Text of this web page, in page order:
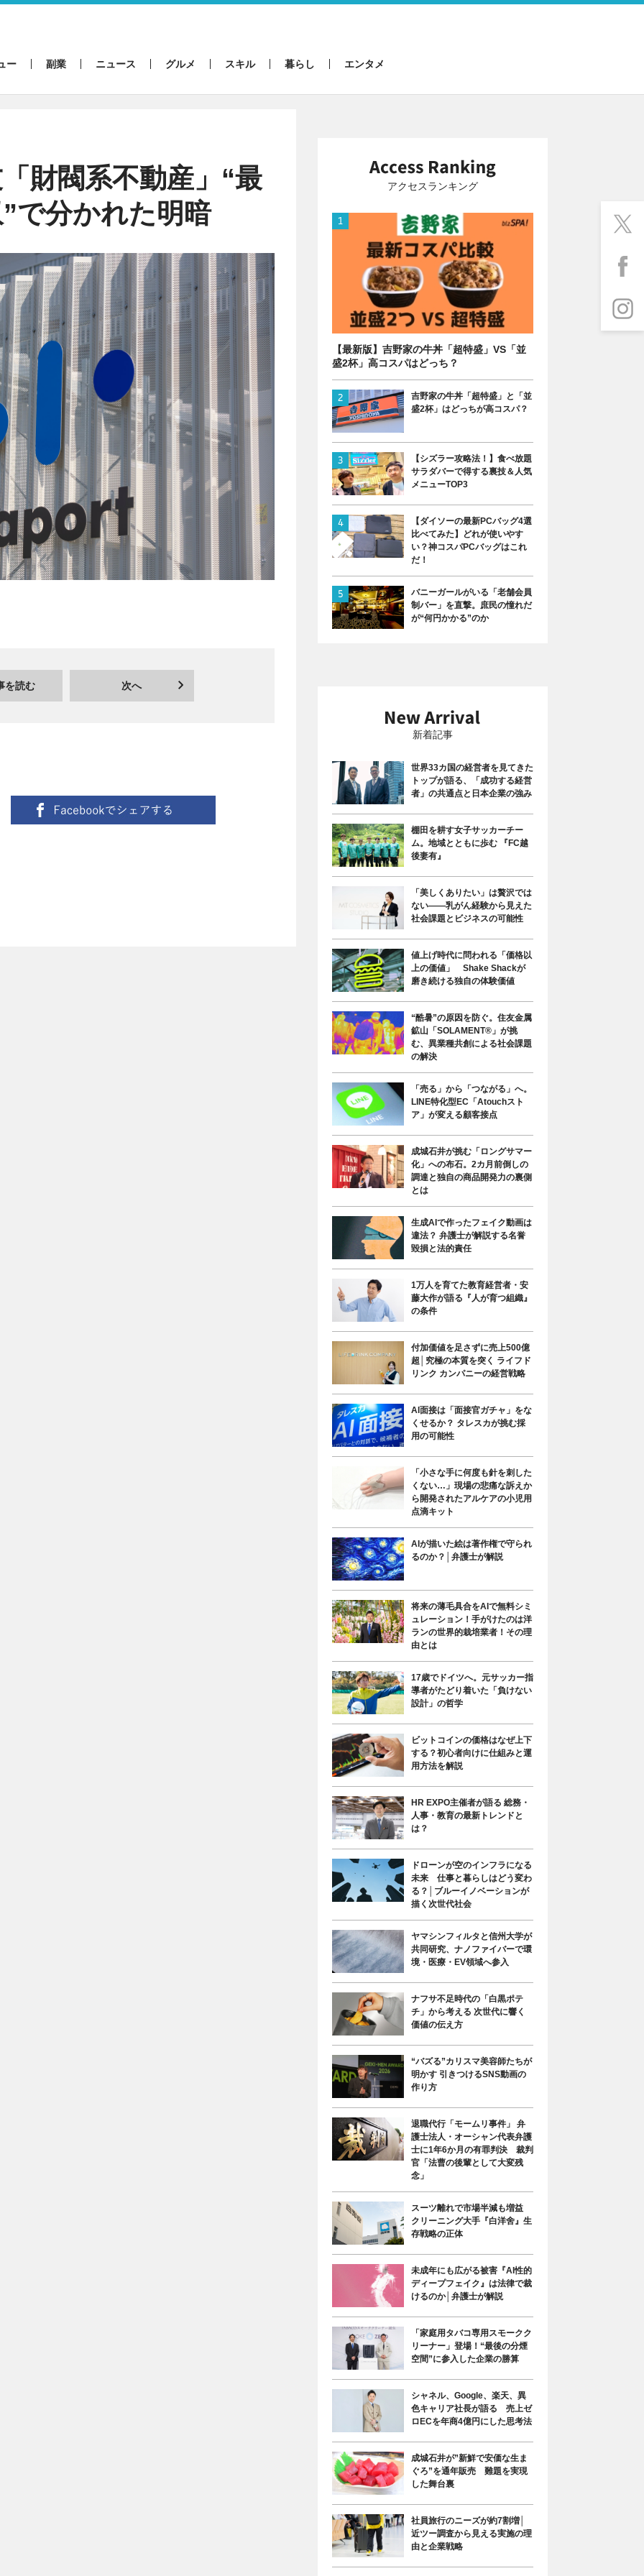
ー 副業 ニュース グルメ スキル 暮らし エンタメ
財閥系不動産」“最
で分かれた明暗
を読む 次へ
アクセスランキング
【最新版】吉野家の牛丼「超特盛」VS「並
盛2杯」高コスパはどっち？
吉野家の牛丼「超特盛」と「並
盛2杯」はどっちが高コスパ？
【シズラー攻略法！】食べ放題
サラダバーで得する裏技＆人気
メニューTOP3
【ダイソーの最新PCバッグ4選
比べてみた】どれが使いやす
い？神コスパPCバッグはこれ
だ！
バニーガールがいる「老舗会員
制バー」を直撃。庶民の憧れだ
が“何円かかる”のか
新着記事
世界33カ国の経営者を見てきた
トップが語る、「成功する経営
者」の共通点と日本企業の強み
棚田を耕す女子サッカーチー
ム。地域とともに歩む 『FC越
後妻有』
「美しくありたい」は贅沢では
ない――乳がん経験から見えた
社会課題とビジネスの可能性
値上げ時代に問われる「価格以
上の価値」 Shake Shackが
磨き続ける独自の体験価値
“酷暑”の原因を防ぐ。住友金属
鉱山「SOLAMENT®」が挑
む、異業種共創による社会課題
の解決
「売る」から「つながる」へ。
LINE特化型EC「Atouchスト
ア」が変える顧客接点
成城石井が挑む「ロングサマー
化」への布石。2カ月前倒しの
調達と独自の商品開発力の裏側
とは
生成AIで作ったフェイク動画は
違法？ 弁護士が解説する名誉
毀損と法的責任
1万人を育てた教育経営者・安
藤大作が語る『人が育つ組織』
の条件
付加価値を足さずに売上500億
超│究極の本質を突く ライフド
リンク カンパニーの経営戦略
AI面接は「面接官ガチャ」をな
くせるか？ タレスカが挑む採
用の可能性
「小さな手に何度も針を刺した
くない…」現場の悲痛な訴えか
ら開発されたアルケアの小児用
点滴キット
AIが描いた絵は著作権で守られ
るのか？│弁護士が解説
将来の薄毛具合をAIで無料シミ
ュレーション！手がけたのは洋
ランの世界的栽培業者！その理
由とは
17歳でドイツへ。元サッカー指
導者がたどり着いた「負けない
設計」の哲学
ビットコインの価格はなぜ上下
する？初心者向けに仕組みと運
用方法を解説
HR EXPO主催者が語る 総務・
人事・教育の最新トレンドと
は？
ドローンが空のインフラになる
未来 仕事と暮らしはどう変わ
る？│ブルーイノベーションが
描く次世代社会
ヤマシンフィルタと信州大学が
共同研究、ナノファイバーで環
境・医療・EV領域へ参入
ナフサ不足時代の「白黒ポテ
チ」から考える 次世代に響く
価値の伝え方
“バズる”カリスマ美容師たちが
明かす 引きつけるSNS動画の
作り方
退職代行「モームリ事件」 弁
護士法人・オーシャン代表弁護
士に1年6か月の有罪判決 裁判
官「法曹の後輩として大変残
念」
スーツ離れで市場半減も増益
クリーニング大手『白洋舍』生
存戦略の正体
未成年にも広がる被害『AI性的
ディープフェイク』は法律で裁
けるのか│弁護士が解説
「家庭用タバコ専用スモークク
リーナー」登場！“最後の分煙
空間”に参入した企業の勝算
シャネル、Google、楽天、異
色キャリア社長が語る 売上ゼ
ロECを年商4億円にした思考法
成城石井が”新鮮で安価な生ま
ぐろ”を通年販売 難題を実現
した舞台裏
社員旅行のニーズが約7割増│
近ツー調査から見える実施の理
由と企業戦略